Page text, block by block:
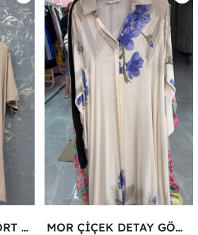
V YAKA BASIC TİŞÖRT Bej MOR ÇİÇEK DETAY GÖMLEK ELBİSE Beyaz